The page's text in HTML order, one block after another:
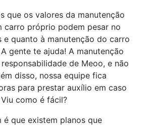
que os valores da manutenção
carro próprio podem pesar no
e quanto à manutenção do carro
gente te ajuda! A manutenção
de Meoo, e não
disso, nossa equipe fica
para prestar auxílio em caso
como é fácil?
é que existem planos que